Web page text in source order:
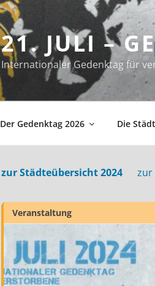
21. JULI –
Internationaler Gedenktag für
Der Gedenktag 2026 Die
zur Städteübersicht 2024 zur
Veranstaltung